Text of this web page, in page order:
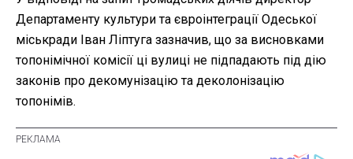
Департаменту культури та євроінтеграції Одеської
міськради Іван Ліптуга зазначив, що за висновками
топонімічної комісії ці вулиці не підпадають під дію
законів про декомунізацію та деколонізацію
топонімів.